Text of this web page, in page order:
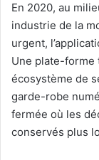
En 2020, au
industrie de la
urgent,
Une plate-forme
écosystème de
garde-robe
fermée où les
conservés plus